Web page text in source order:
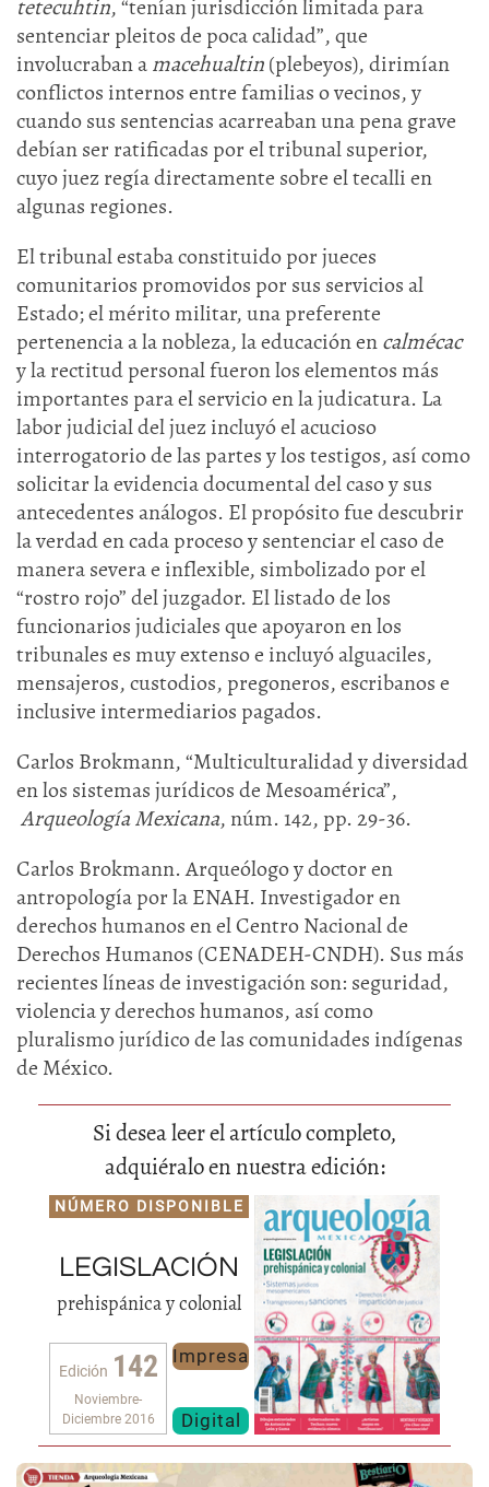
tetecuhtin, “tenían jurisdicción limitada para
sentenciar pleitos de poca calidad”, que
involucraban amacehualtin(plebeyos), dirimían
conflictos internos entre familias o vecinos, y
cuando sus sentencias acarreaban una pena grave
debían ser ratificadas por el tribunal superior,
cuyo juez regía directamente sobre el tecalli en
algunas regiones.
El tribunal estaba constituido por jueces
comunitarios promovidos por sus servicios al
Estado; el mérito militar, una preferente
pertenencia a la nobleza, la educación encalmécac
y la rectitud personal fueron los elementos más
importantes para el servicio en la judicatura. La
labor judicial del juez incluyó el acucioso
interrogatorio de las partes y los testigos, así como
solicitar la evidencia documental del caso y sus
antecedentes análogos. El propósito fue descubrir
la verdad en cada proceso y sentenciar el caso de
manera severa e inflexible, simbolizado por el
“rostro rojo” del juzgador. El listado de los
funcionarios judiciales que apoyaron en los
tribunales es muy extenso e incluyó alguaciles,
mensajeros, custodios, pregoneros, escribanos e
inclusive intermediarios pagados.
Carlos Brokmann, “Multiculturalidad y diversidad
en los sistemas jurídicos de Mesoamérica”,
Arqueología Mexicana, núm. 142, pp. 29-36.
Carlos Brokmann. Arqueólogo y doctor en
antropología por la ENAH. Investigador en
derechos humanos en el Centro Nacional de
Derechos Humanos (CENADEH-CNDH). Sus más
recientes líneas de investigación son: seguridad,
violencia y derechos humanos, así como
pluralismo jurídico de las comunidades indígenas
de México.
Si desea leer el artículo completo,
adquiéralo en nuestra edición:
NÚMERO DISPONIBLE
LEGISLACIÓN
prehispánica y colonial
Edición 142
Noviembre-
Diciembre 2016
Impresa
Digital